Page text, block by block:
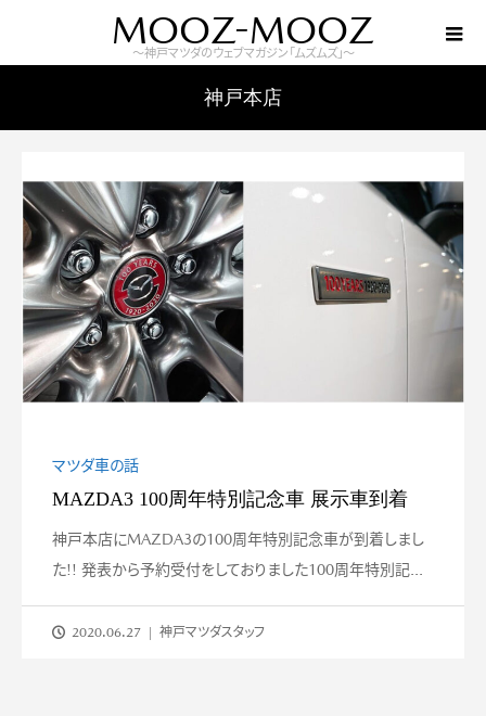
MOOZ-MOOZ
～神戸マツダのウェブマガジン「ムズムズ」～
神戸本店
マツダ車の話
MAZDA3 100周年特別記念車 展示車到着
神戸本店にMAZDA3の100周年特別記念車が到着しまし
た!! 発表から予約受付をしておりました100周年特別記...
2020.06.27 神戸マツダスタッフ